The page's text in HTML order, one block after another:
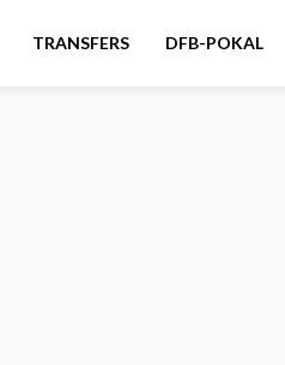
TRANSFERS DFB-POKAL